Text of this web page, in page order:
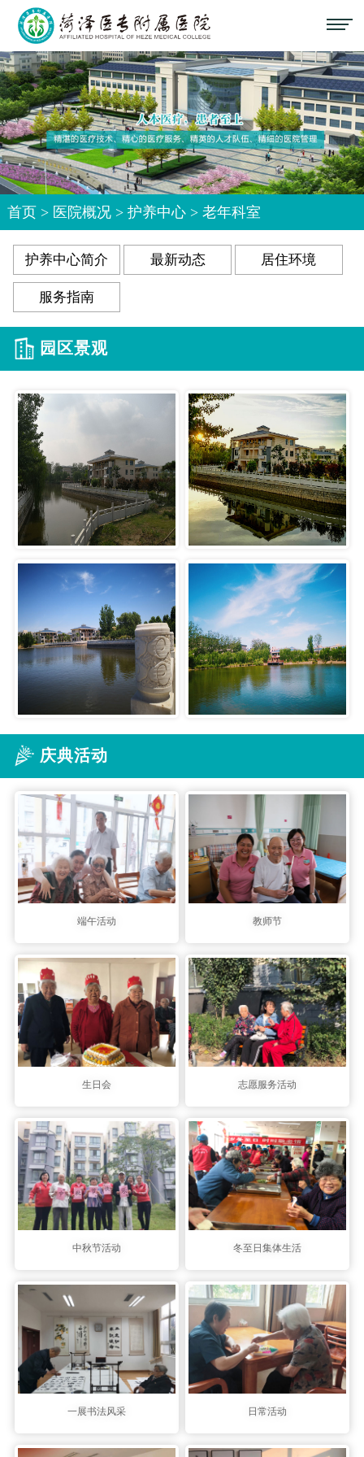
首页> 医院概况> 护养中心> 老年科室
护养中心简介 最新动态 居住环境
服务指南
园区景观
庆典活动
端午活动 教师节
生日会 志愿服务活动
中秋节活动 冬至日集体生活
一展书法风采 日常活动